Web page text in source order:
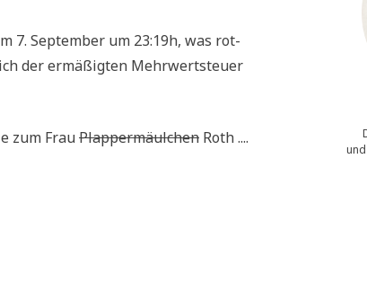
7. Sep­tem­ber um 23:19h, was rot-
der ermä­ßig­ten Mehr­wert­steu­er
zum FrauPlap­per­mäul­chen Roth ....